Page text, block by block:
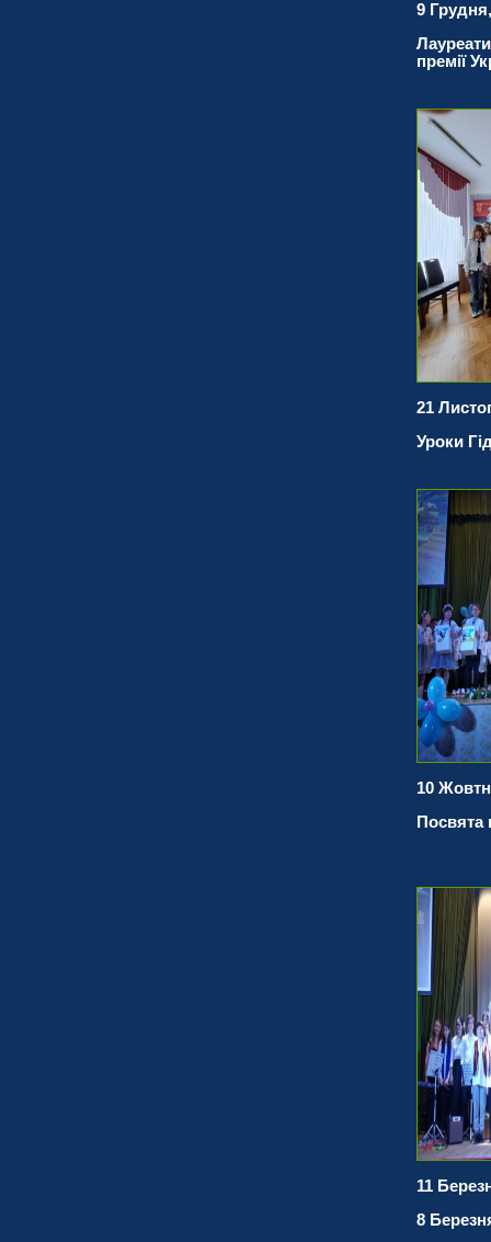
9
премії
21
Уроки
10
Посвята
11
8